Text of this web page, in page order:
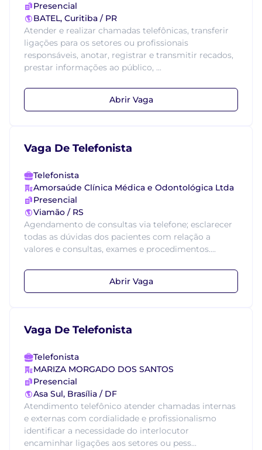
Presencial
BATEL, Curitiba / PR
Atender e realizar chamadas telefônicas, transferir
ligações para os setores ou profissionais
responsáveis, anotar, registrar e transmitir recados,
prestar informações ao público, ...
Abrir Vaga
Vaga De Telefonista
Telefonista
Amorsaúde Clínica Médica e Odontológica Ltda
Presencial
Viamão / RS
Agendamento de consultas via telefone; esclarecer
todas as dúvidas dos pacientes com relação a
valores e consultas, exames e procedimentos....
Abrir Vaga
Vaga De Telefonista
Telefonista
MARIZA MORGADO DOS SANTOS
Presencial
Asa Sul, Brasília / DF
Atendimento telefônico atender chamadas internas
e externas com cordialidade e profissionalismo
identificar a necessidade do interlocutor
encaminhar ligações aos setores ou pess...